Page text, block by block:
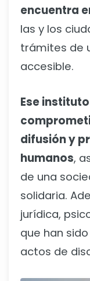
encuentra
las y los
trámites de
accesible.
Ese
difusión y
humanos,
de una
solidaria.
jurídica,
que han
actos de